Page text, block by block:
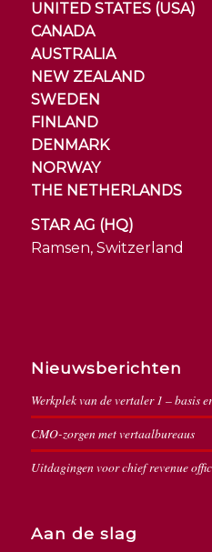
UNITED STATES (USA)
CANADA
AUSTRALIA
NEW ZEALAND
SWEDEN
FINLAND
DENMARK
NORWAY
THE NETHERLANDS
STAR AG (HQ)
Ramsen, Switzerland
Nieuwsberichten
Werkplek van de vertaler 1 – basis
CMO-zorgen met vertaalbureaus
Uitdagingen voor chief revenue
Aan de slag